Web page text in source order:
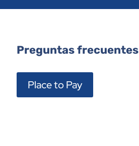
Preguntas frecuentes
Place to Pay